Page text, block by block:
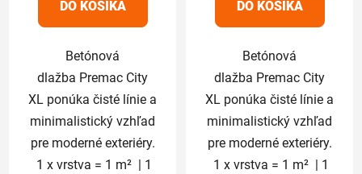
hviezdičiek.
DO KOŠÍKA
Betónová
dlažba Premac City
XL ponúka čisté línie a
minimalistický vzhľad
pre moderné exteriéry.
1 x vrstva = 1 m² | 1
hviezdičiek.
DO KOŠÍKA
Betónová
dlažba Premac City
XL ponúka čisté línie a
minimalistický vzhľad
pre moderné exteriéry.
1 x vrstva = 1 m² | 1